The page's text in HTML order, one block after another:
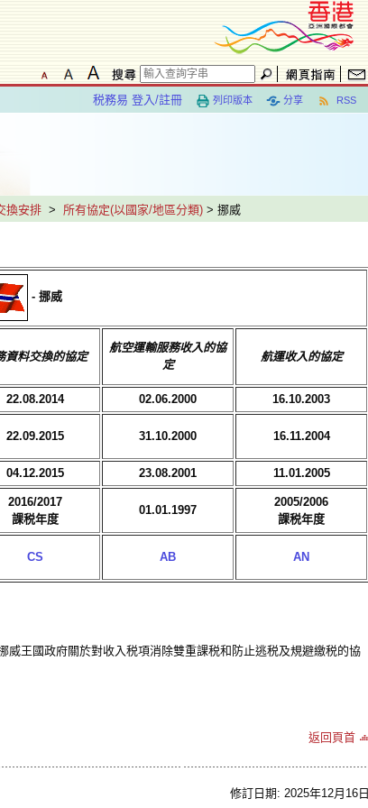
RSS
分享
列印版本
税務易 登入/註冊
換安排 > 所有協定(以國家/地區分類) > 挪威
- 挪威
資料交換的協定
航空運輸服務收入的協
定
航運收入的協定
22.08.2014 02.06.2000 16.10.2003
22.09.2015 31.10.2000 16.11.2004
04.12.2015 23.08.2001 11.01.2005
2016/2017
課税年度
01.01.1997
2005/2006
課税年度
CS AB AN
威王國政府關於對收入税項消除雙重課税和防止逃税及規避繳税的協
返回頁首
修訂日期: 2025年12月16日